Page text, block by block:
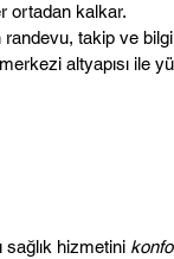
ortadan kalkar.
randevu, takip ve
altyapısı ile
sağlık hizmetini